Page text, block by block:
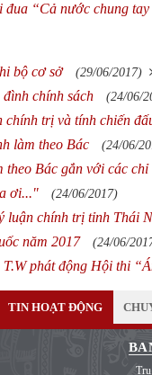
“Cả nước chung
bộ cơ sở (29/06/2017)
chính sách (24/06/
chính trị và tính chiến
làm theo Bác (24/06/
theo Bác gắn với các
ơi..." (24/06/2017)
luận chính trị tỉnh Thái
năm 2017 (24/06/
phát động Hội thi
TIN HOẠT ĐỘNG